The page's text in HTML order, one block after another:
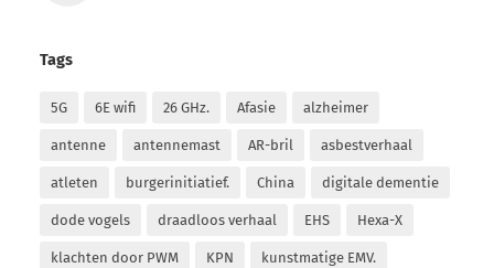
Tags
5G 6E wifi 26 GHz. Afasie alzheimer
antenne antennemast AR-bril asbestverhaal
atleten burgerinitiatief. China digitale dementie
dode vogels draadloos verhaal EHS Hexa-X
klachten door PWM KPN kunstmatige EMV.